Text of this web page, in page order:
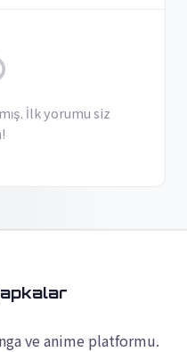
İlk yorumu siz
ve anime platformu.